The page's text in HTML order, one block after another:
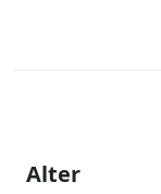
Alter